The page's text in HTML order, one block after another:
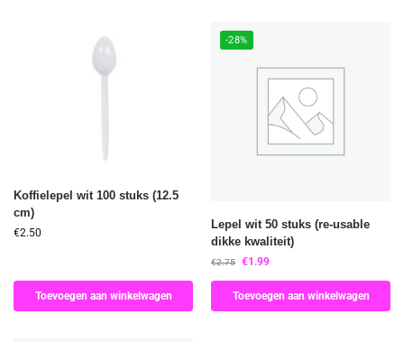
Koffielepel wit 100 stuks (12.5
cm)
€2.50
Toevoegen aan winkelwagen
-28%
Lepel wit 50 stuks (re-usable
dikke kwaliteit)
€2.75 €1.99
Toevoegen aan winkelwagen